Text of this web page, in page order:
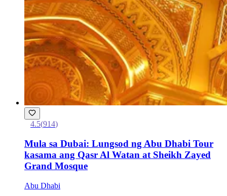
4.5(914)
Mula sa Dubai: Lungsod ng Abu Dhabi Tour
kasama ang Qasr Al Watan at Sheikh Zayed
Grand Mosque
Abu Dhabi